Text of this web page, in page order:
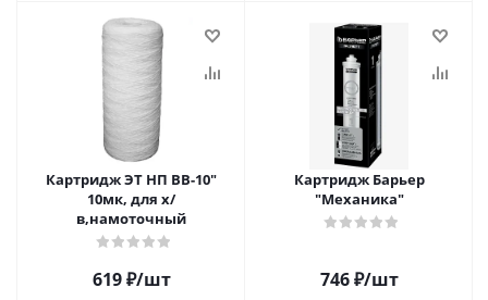
Картридж ЭТ НП ВВ-10"
10мк, для х/
в,намоточный
619₽/шт
Картридж Барьер
"Механика"
746₽/шт